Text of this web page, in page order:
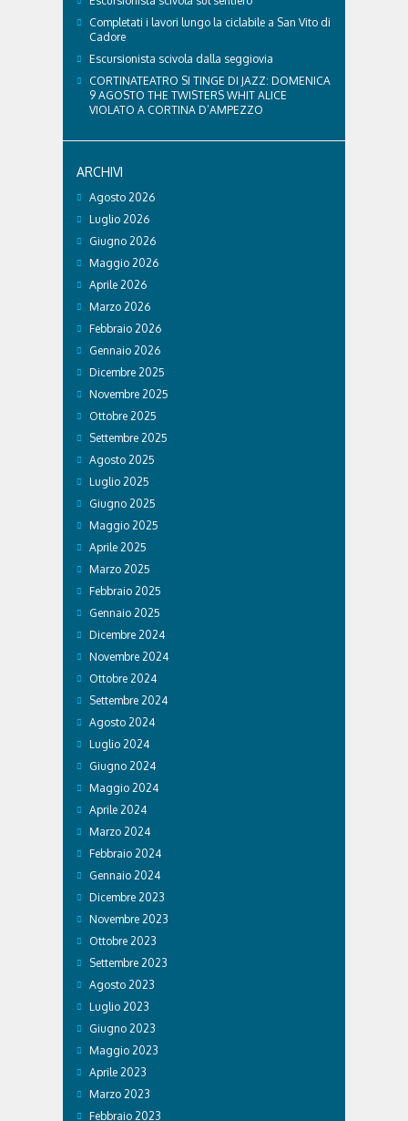
Completati i lavori lungo la ciclabile a San Vito di
Cadore
Escursionista scivola dalla seggiovia
CORTINATEATRO SI TINGE DI JAZZ: DOMENICA
9 AGOSTO THE TWISTERS WHIT ALICE
VIOLATO A CORTINA D’AMPEZZO
ARCHIVI
Agosto 2026
Luglio 2026
Giugno 2026
Maggio 2026
Aprile 2026
Marzo 2026
Febbraio 2026
Gennaio 2026
Dicembre 2025
Novembre 2025
Ottobre 2025
Settembre 2025
Agosto 2025
Luglio 2025
Giugno 2025
Maggio 2025
Aprile 2025
Marzo 2025
Febbraio 2025
Gennaio 2025
Dicembre 2024
Novembre 2024
Ottobre 2024
Settembre 2024
Agosto 2024
Luglio 2024
Giugno 2024
Maggio 2024
Aprile 2024
Marzo 2024
Febbraio 2024
Gennaio 2024
Dicembre 2023
Novembre 2023
Ottobre 2023
Settembre 2023
Agosto 2023
Luglio 2023
Giugno 2023
Maggio 2023
Aprile 2023
Marzo 2023
Febbraio 2023